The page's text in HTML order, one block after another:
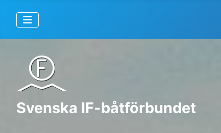
Svenska IF-båtförbundet